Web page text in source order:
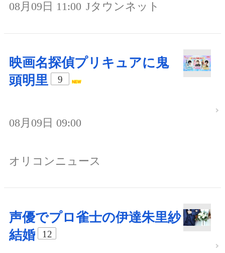
08月09日 11:00 Jタウンネット
映画名探偵プリキュアに鬼
頭明里
9
08月09日 09:00
オリコンニュース
声優でプロ雀士の伊達朱里紗
結婚
12